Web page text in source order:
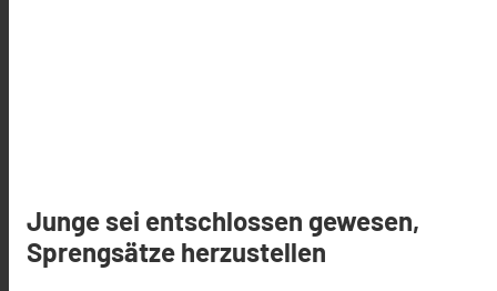
Junge sei entschlossen gewesen,
Sprengsätze herzustellen